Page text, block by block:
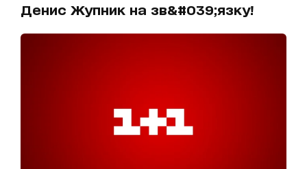
Денис Жупник на зв&#039;язку!